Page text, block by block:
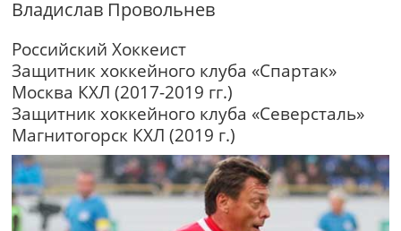
Владислав Провольнев
Российский Хоккеист
Защитник хоккейного клуба «Спартак»
Москва КХЛ (2017-2019 гг.)
Защитник хоккейного клуба «Северсталь»
Магнитогорск КХЛ (2019 г.)